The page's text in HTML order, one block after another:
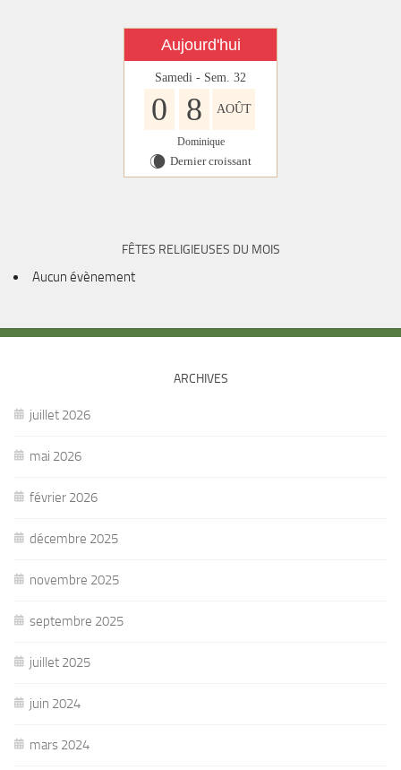
Aujourd'hui
Samedi - Sem. 32
0 8 AOÛT
Dominique
W Dernier croissant
FÊTES RELIGIEUSES DU MOIS
Aucun évènement
ARCHIVES
juillet 2026
mai 2026
février 2026
décembre 2025
novembre 2025
septembre 2025
juillet 2025
juin 2024
mars 2024